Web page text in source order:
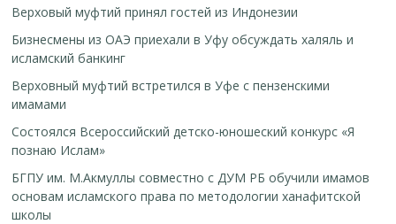
Верховый муфтий принял гостей из Индонезии
Бизнесмены из ОАЭ приехали в Уфу обсуждать халяль и
исламский банкинг
Верховный муфтий встретился в Уфе с пензенскими
имамами
Cостоялся Всероссийский детско-юношеский конкурс «Я
познаю Ислам»
БГПУ им. М.Акмуллы совместно с ДУМ РБ обучили имамов
основам исламского права по методологии ханафитской
школы